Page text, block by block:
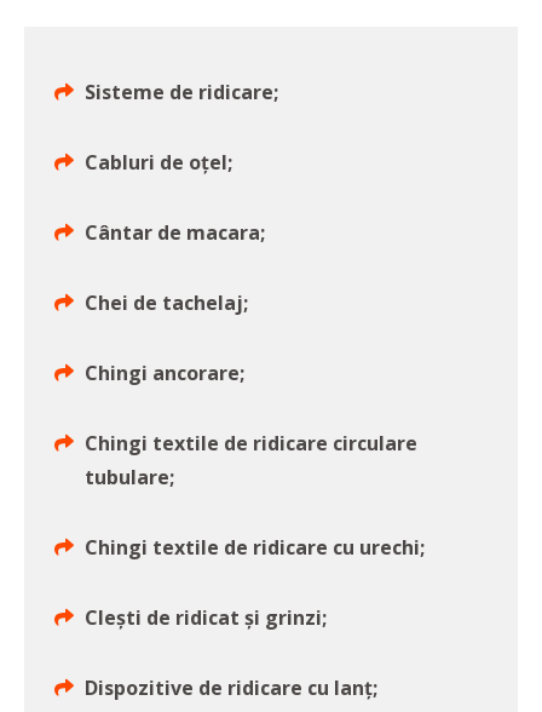
Sisteme de ridicare;
Cabluri de oțel;
Cântar de macara;
Chei de tachelaj;
Chingi ancorare;
Chingi textile de ridicare circulare
tubulare;
Chingi textile de ridicare cu urechi;
Clești de ridicat și grinzi;
Dispozitive de ridicare cu lanț;